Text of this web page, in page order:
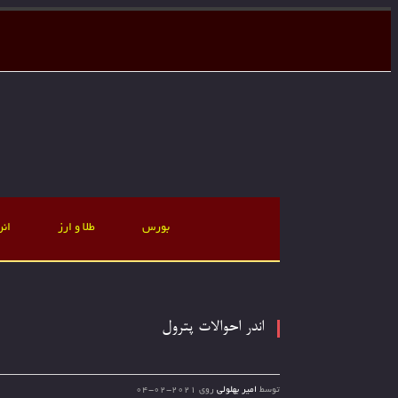
بورس طلا و ارز
اندر احوالات پترول
توسط امیر بهلولی روی 2021-02-04